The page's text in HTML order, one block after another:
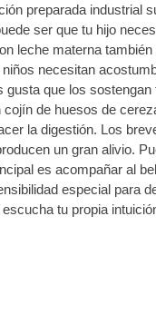
preparada industrial
ser que tu hijo
leche materna también
necesitan
gusta que los
cojín de huesos de
la digestión. Los
un gran alivio.
es acompañar al
especial para
tu propia